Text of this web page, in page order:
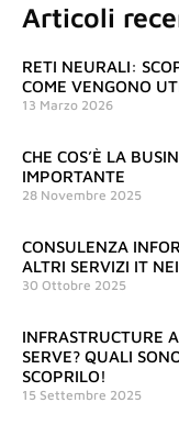
Articoli
RETI NEURALI:
COME VENGONO
13 Marzo 2026
CHE COS’È LA
IMPORTANTE
28 Novembre 2025
CONSULENZA
ALTRI SERVIZI IT
30 Ottobre 2025
INFRASTRUCTURE
SERVE? QUALI
SCOPRILO!
15 Settembre 2025